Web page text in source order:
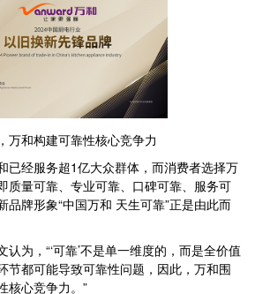
和构建可靠性核心竞争力
经服务超1亿大众群体，而消费者选择万
质量可靠、专业可靠、口碑可靠、服务可
品牌形象“中国万和 天生可靠”正是由此而
为，“‘可靠’不是单一维度的，而是全价值
节都可能导致可靠性问题，因此，万和围
核心竞争力。”